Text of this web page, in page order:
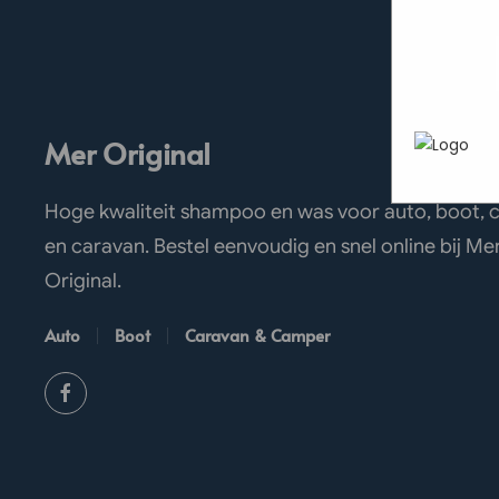
Mer Original
Hoge kwaliteit shampoo en was voor auto, boot,
en caravan. Bestel eenvoudig en snel online bij
Original.
Auto Boot Caravan & Camper
uw
heen
wordt